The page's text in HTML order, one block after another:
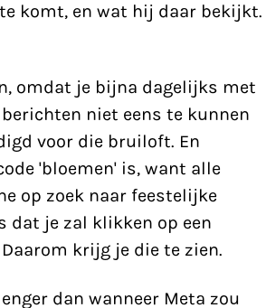
komt, en wat hij daar bekijkt.
omdat je bijna dagelijks met
niet eens te kunnen
voor die bruiloft. En
'bloemen' is, want alle
op zoek naar feestelijke
dat je zal klikken op een
krijg je die te zien.
dan wanneer Meta zou